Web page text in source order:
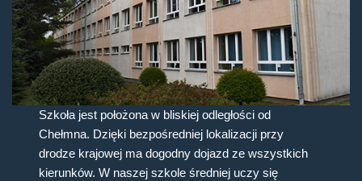
Szkoła jest położona w bliskiej odległości od
Chełmna. Dzięki bezpośredniej lokalizacji przy
drodze krajowej ma dogodny dojazd ze wszystkich
kierunków. W naszej szkole średniej uczy się